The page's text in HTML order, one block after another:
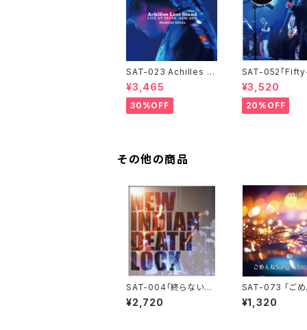
SAT-023 Achilles L
ast Stand / LIVE AT
FEVER 0430-2019 /
石田ショーキチ
¥3,465
30%OFF
SAT-052「
h groooove!!!!
¥3,520
20%OFF
その他の商品
SAT-004「終らない
夜」村松ショータローと
ニューインディアンデス
¥2,720
SAT-073 「ご
urly / too hurt」
ョーキチ
¥1,320